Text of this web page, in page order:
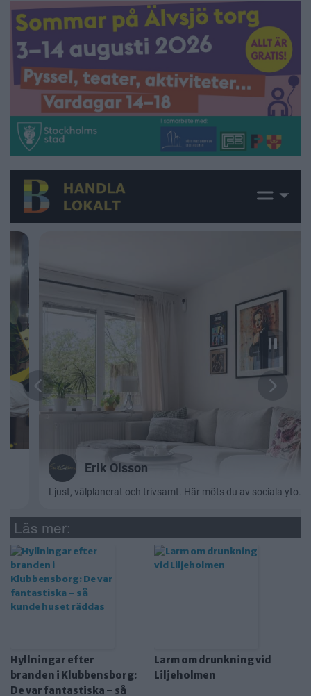
Läs mer:
Hyllningar efter
branden i Klubbensborg:
De var fantastiska – så
Larm om drunkning vid
Liljeholmen